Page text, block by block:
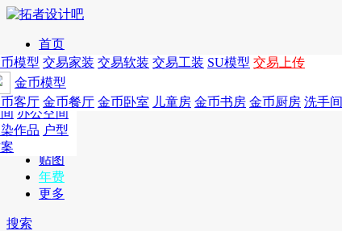
首页
发现
年费 作品 图纸 交易 软装 工装 SU模 金币
年费版块
费图纸 年费户型 年费高清 年费视频 年费模型 年费精选
作品
别墅 国外
酒店设计
设计 商业
办公空间
作品 户型
模型
模型 交易家装 交易软装 交易工装 SU模型 交易上传
金币模型
客厅 金币餐厅 金币卧室 儿童房 金币书房 金币厨房 洗手间
CAD
概念
贴图
年费
更多
搜索